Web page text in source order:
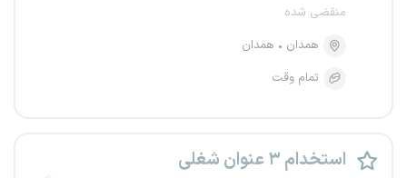
منقضی شده
همدان
همدان
تمام وقت
استخدام ۳ عنوان شغلی